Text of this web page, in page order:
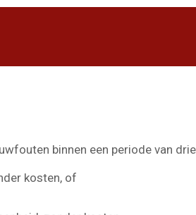
binnen een periode van
kosten, of